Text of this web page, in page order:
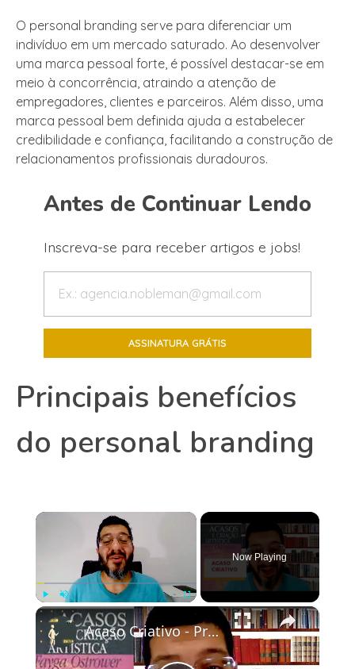
O personal branding serve para diferenciar um
indivíduo em um mercado saturado. Ao desenvolver
uma marca pessoal forte, é possível destacar-se em
meio à concorrência, atraindo a atenção de
empregadores, clientes e parceiros. Além disso, uma
marca pessoal bem definida ajuda a estabelecer
credibilidade e confiança, facilitando a construção de
relacionamentos profissionais duradouros.
Antes de Continuar Lendo
Inscreva-se para receber artigos e jobs!
Principais benefícios
do personal branding
×
Play Unmute
Now Playing
×
Acaso Criativo - Primeiro capitulo do livro Acasos e criação artística